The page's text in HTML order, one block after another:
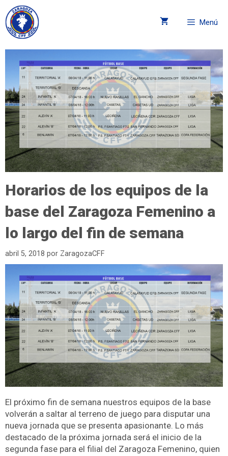
Menú
Horarios de los equipos de la
base del Zaragoza Femenino a
lo largo del fin de semana
abril 5, 2018 por ZaragozaCFF
El próximo fin de semana nuestros equipos de la base
volverán a saltar al terreno de juego para disputar una
nueva jornada que se presenta apasionante. Lo más
destacado de la próxima jornada será el inicio de la
segunda fase para el filial del Zaragoza Femenino, quien